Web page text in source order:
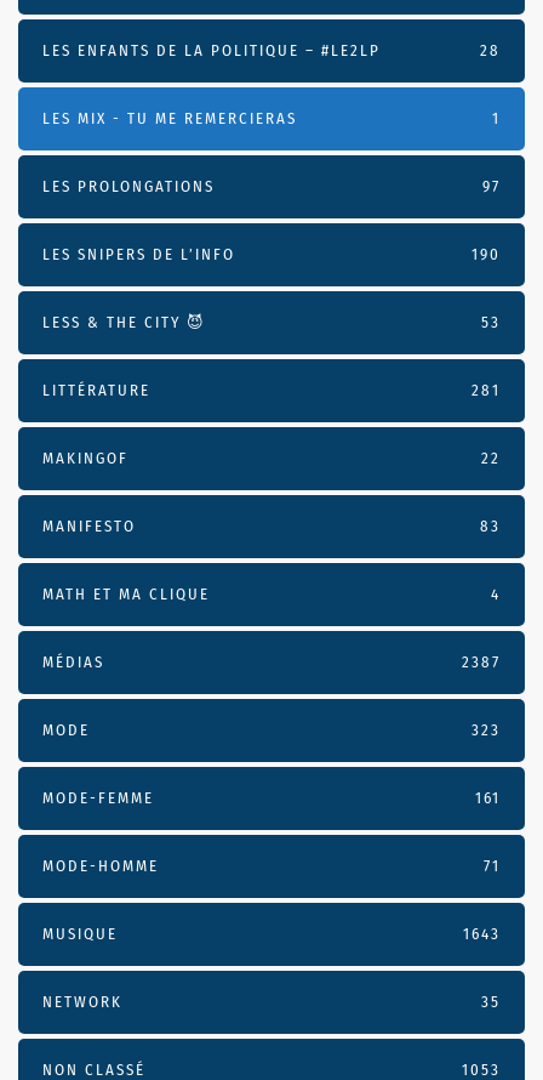
LES ENFANTS DE LA POLITIQUE – #LE2LP 28
LES MIX - TU ME REMERCIERAS 1
LES PROLONGATIONS 97
LES SNIPERS DE L’INFO 190
LESS & THE CITY 😈 53
LITTÉRATURE 281
MAKINGOF 22
MANIFESTO 83
MATH ET MA CLIQUE 4
MÉDIAS 2387
MODE 323
MODE-FEMME 161
MODE-HOMME 71
MUSIQUE 1643
NETWORK 35
NON CLASSÉ 1053